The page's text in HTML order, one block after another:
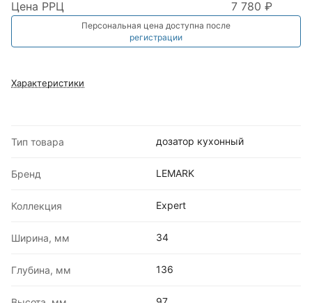
Цена РРЦ 7 780 ₽
Персональная цена доступна после
регистрации
Характеристики
Тип товара дозатор кухонный
Бренд LEMARK
Коллекция Expert
Ширина, мм 34
Глубина, мм 136